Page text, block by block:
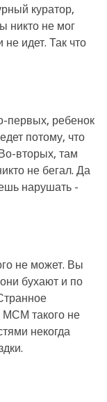
куратор,
никто не мог
не идет. Так что
первых, ребенок
потому, что
вторых, там
не бегал. Да
нарушать -
не может. Вы
бухают и по
МСМ такого не
некогда